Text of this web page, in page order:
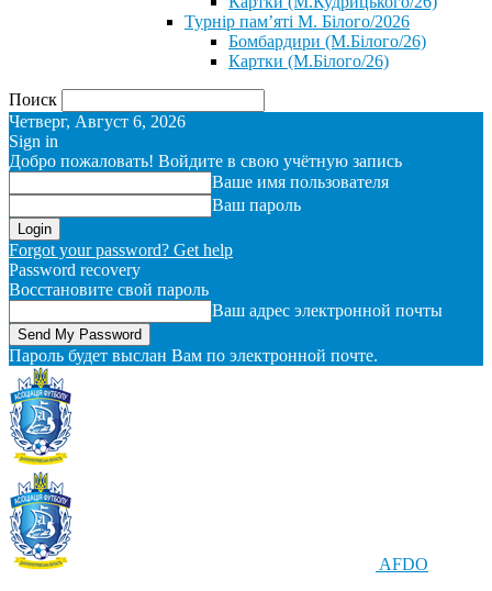
Турнір пам’яті М. Білого/2026
Бомбардири (М.Білого/26)
Картки (М.Білого/26)
Поиск
Четверг, Август 6, 2026
Sign in
Добро пожаловать! Войдите в свою учётную запись
Ваше имя пользователя
Ваш пароль
Forgot your password? Get help
Password recovery
Восстановите свой пароль
Ваш адрес электронной почты
Пароль будет выслан Вам по электронной почте.
AFDO